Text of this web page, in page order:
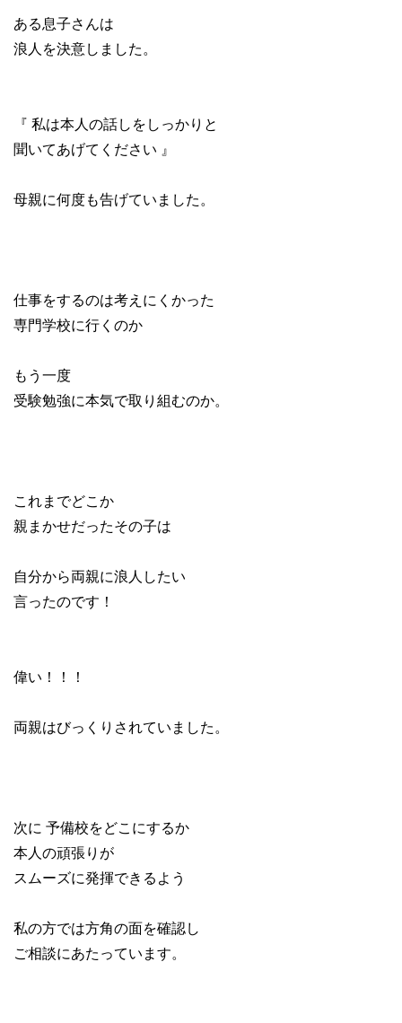
ある息子さんは
浪人を決意しました。
『 私は本人の話しをしっかりと
聞いてあげてください 』
母親に何度も告げていました。
仕事をするのは考えにくかった
専門学校に行くのか
もう一度
受験勉強に本気で取り組むのか。
これまでどこか
親まかせだったその子は
自分から両親に浪人したい
言ったのです！
偉い！！！
両親はびっくりされていました。
次に 予備校をどこにするか
本人の頑張りが
スムーズに発揮できるよう
私の方では方角の面を確認し
ご相談にあたっています。